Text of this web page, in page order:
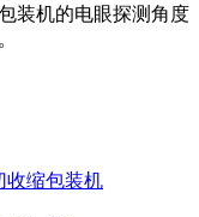
装机的电眼探测角度